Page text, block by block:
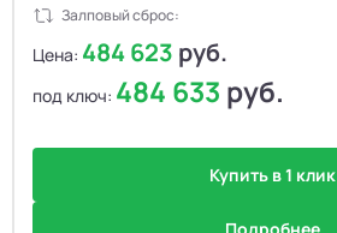
Залповый сброс:
Цена: 484 623 руб.
под ключ: 484 633 руб.
Купить в 1 клик